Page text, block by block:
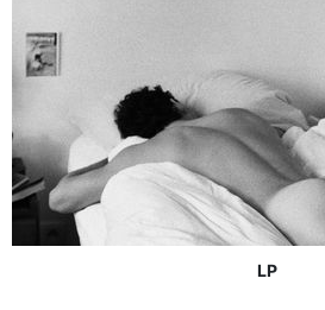
Для оптимального восприятия мы
использовать наушники.
LP